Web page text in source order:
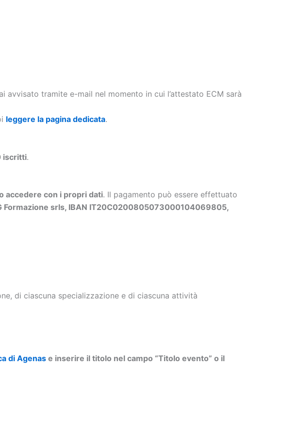
avvisato tramite e-mail nel momento in cui l’attestato ECM sarà
leggere la pagina dedicata.
iscritti.
accedere con i propri dati. Il pagamento può essere effettuato
Formazione srls, IBAN IT20C0200805073000104069805,
di ciascuna specializzazione e di ciascuna attività
di Agenas e inserire il titolo nel campo “Titolo evento” o il